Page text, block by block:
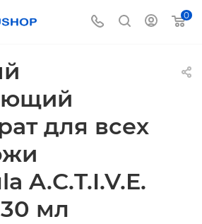
0
для всех
A.С.T.I.V.E.
мл